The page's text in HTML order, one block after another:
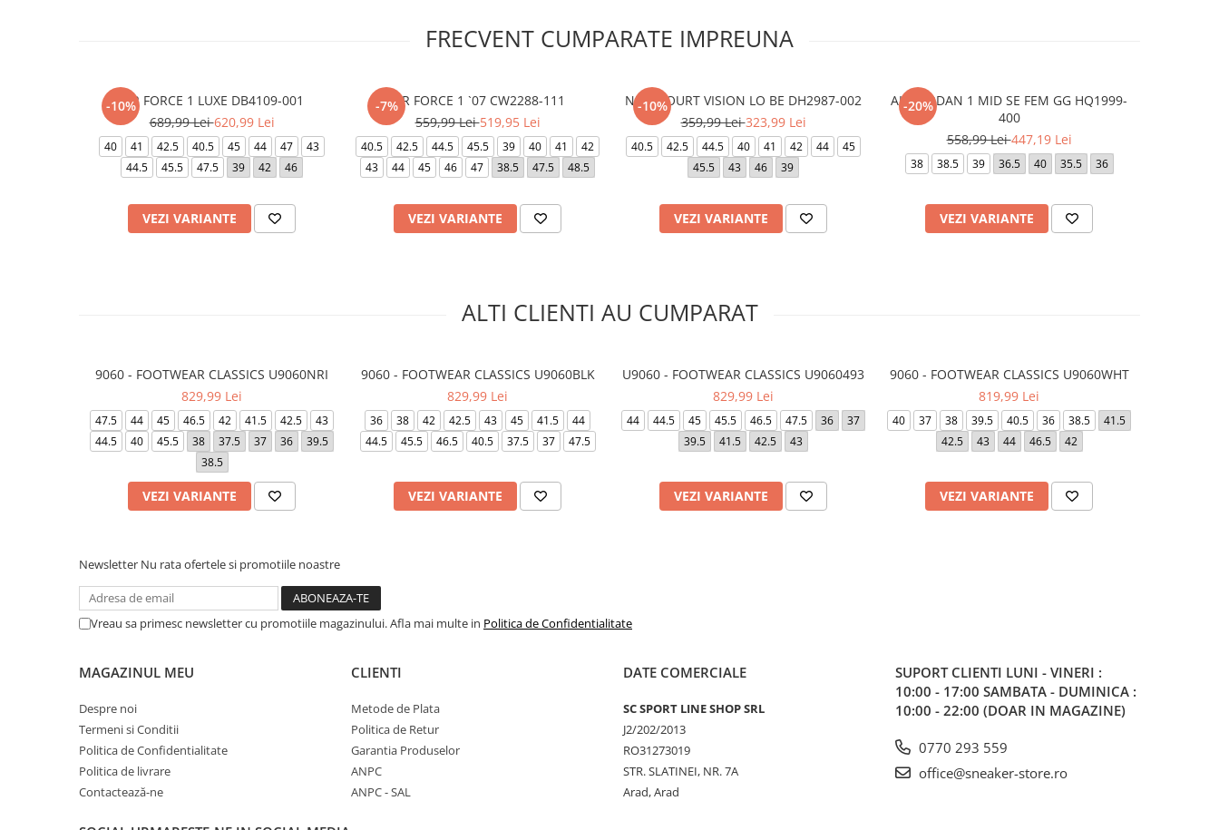
FRECVENT CUMPARATE IMPREUNA
-10%AIR FORCE 1 LUXE DB4109-001
689,99 Lei620,99 Lei
40 41 42.5 40.5 45 44 47
43
44.5
45.5 47.5 39 42 46
VEZI VARIANTE
-7%AIR FORCE 1 `07 CW2288-111
559,99 Lei519,95 Lei
40.5 42.5 44.5 45.5 39 40 41
42
43
44 45 46 47 38.5 47.5 48.5
VEZI VARIANTE
-10%
NIKE COURT VISION LO BE DH2987-002
359,99 Lei323,99 Lei
40.5 42.5 44.5 40 41 42 44
45
45.5
43 46 39
VEZI VARIANTE
-20%
AIR JORDAN 1 MID SE FEM GG HQ1999-
400
558,99 Lei447,19 Lei
38 38.5 39 36.5 40 35.5 36
VEZI VARIANTE
ALTI CLIENTI AU CUMPARAT
9060 - FOOTWEAR CLASSICS U9060NRI
829,99 Lei
47.5 44 45 46.5 42 41.5 42.5
43
44.5
40 45.5 38 37.5 37 36
39.5
38.5
VEZI VARIANTE
9060 - FOOTWEAR CLASSICS U9060BLK
829,99 Lei
36 38 42 42.5 43 45 41.5
44
44.5
45.5 46.5 40.5 37.5 37 47.5
VEZI VARIANTE
U9060 - FOOTWEAR CLASSICS U9060493
829,99 Lei
44 44.5 45 45.5 46.5 47.5 36
37
39.5
41.5 42.5 43
VEZI VARIANTE
9060 - FOOTWEAR CLASSICS U9060WHT
819,99 Lei
40 37 38 39.5 40.5 36 38.5
41.5
42.5
43 44 46.5 42
VEZI VARIANTE
Newsletter Nu rata ofertele si promotiile noastre
Vreau sa primesc newsletter cu promotiile magazinului. Afla mai multe in Politica de Confidentialitate
MAGAZINUL MEU
Despre noi
Termeni si Conditii
Politica de Confidentialitate
Politica de livrare
Contactează-ne
CLIENTI
Metode de Plata
Politica de Retur
Garantia Produselor
ANPC
ANPC - SAL
DATE COMERCIALE
SC SPORT LINE SHOP SRL
J2/202/2013
RO31273019
STR. SLATINEI, NR. 7A
Arad, Arad
SUPORT CLIENTI LUNI - VINERI :
10:00 - 17:00 SAMBATA - DUMINICA :
10:00 - 22:00 (DOAR IN MAGAZINE)
0770 293 559
office@sneaker-store.ro